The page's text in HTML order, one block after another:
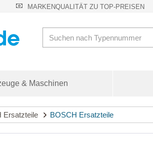
MARKENQUALITÄT ZU TOP-PREISEN
& Maschinen
Ersatzteile BOSCH Ersatzteile